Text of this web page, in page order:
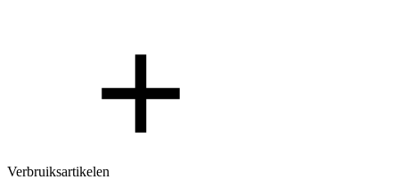
Verbruiksartikelen